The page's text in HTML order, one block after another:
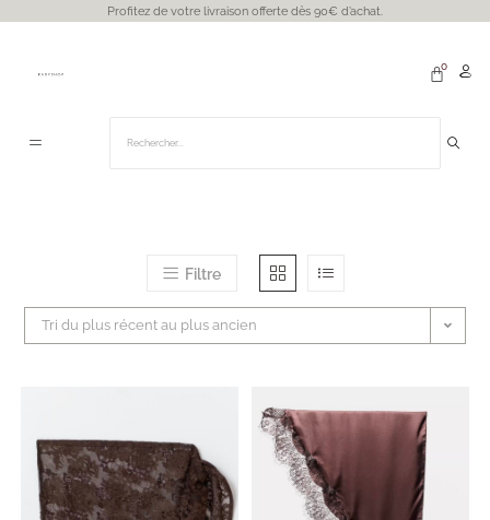
Profitez de votre livraison offerte dès 90€ d’achat.
Filtre
Tri du plus récent au plus ancien